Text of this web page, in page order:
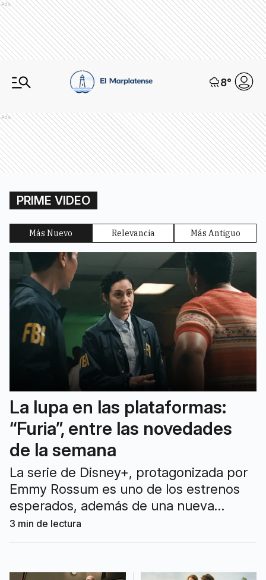
Ads
8°
Ads
PRIME VIDEO
Más Nuevo Relevancia Más Antiguo
La lupa en las plataformas:
“Furia”, entre las novedades
de la semana
La serie de Disney+, protagonizada por
Emmy Rossum es uno de los estrenos
esperados, además de una nueva
temporada de “Batman: el
enmascarado” y el arribo de la exitosa
3 min de lectura